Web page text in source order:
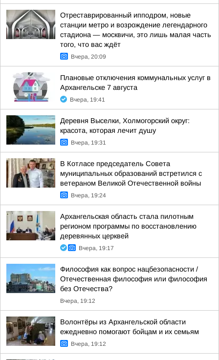
Отреставрированный ипподром, новые
станции метро и возрождение легендарного
стадиона — москвичи, это лишь малая часть
того, что вас ждёт
Вчера, 20:09
Плановые отключения коммунальных услуг в
Архангельске 7 августа
Вчера, 19:41
Деревня Выселки, Холмогорский округ:
красота, которая лечит душу
Вчера, 19:31
В Котласе председатель Совета
муниципальных образований встретился с
ветераном Великой Отечественной войны
Вчера, 19:24
Архангельская область стала пилотным
регионом программы по восстановлению
деревянных церквей
Вчера, 19:17
Философия как вопрос нацбезопасности /
Отечественная философия или философия
без Отечества?
Вчера, 19:12
Волонтёры из Архангельской области
ежедневно помогают бойцам и их семьям
Вчера, 19:12